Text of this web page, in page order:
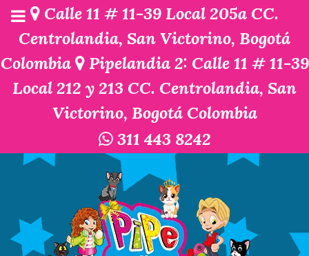
Calle 11 # 11-39 Local 205a CC.
Centrolandia, San Victorino, Bogotá
Colombia
Pipelandia 2: Calle 11 # 11-39
Local 212 y 213 CC. Centrolandia, San
Victorino, Bogotá Colombia
311 443 8242